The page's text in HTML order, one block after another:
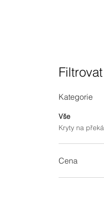
Kategorie
Vše
Kryty na
Cena